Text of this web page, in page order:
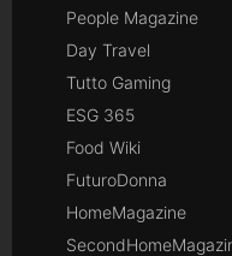
People Magazine
Day Travel
Tutto Gaming
ESG 365
Food Wiki
FuturoDonna
HomeMagazine